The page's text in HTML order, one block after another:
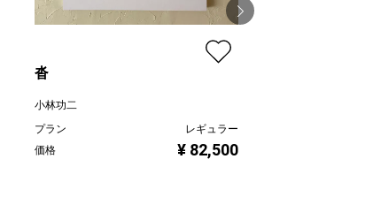
沓
小林功二
プラン
レギュラー
価格
¥ 82,500